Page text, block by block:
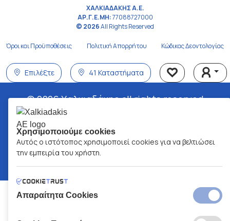
ΧΑΛΚΙΑΔΑΚΗΣ Α.Ε.
ΑΡ.Γ.Ε.ΜΗ:77088727000
© 2026All Rights Reserved
Όροι και Προϋποθέσεις Πολιτική Απορρήτου Κώδικας Δεοντολογίας
Επιλέξτε 41 Καταστήματα
© 2026 Χαλκιαδάκης all rights reserved
Χρησιμοποιούμε cookies
Αυτός ο ιστότοπος χρησιμοποιεί cookies για να βελτιώσει
την εμπειρία του χρήστη.
Απαραίτητα Cookies